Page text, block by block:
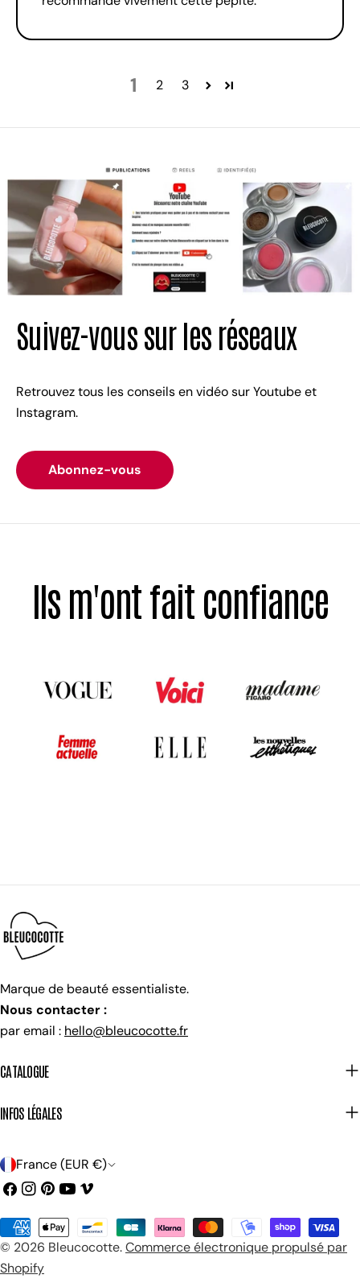
1 2 3
Suivez-vous sur les réseaux
Retrouvez tous les conseils en vidéo sur Youtube et
Instagram.
Abonnez-vous
Ils m'ont fait confiance
Marque de beauté essentialiste.
Nous contacter :
par email : hello@bleucocotte.fr
CATALOGUE
INFOS LÉGALES
P
a
y
s
/
France (EUR €)
Facebook
Instagram
Pinterest
Youtube
Viméo
© 2026 Bleucocotte.Commerce électronique propulsé par
Shopify
Méthodes
de
payement